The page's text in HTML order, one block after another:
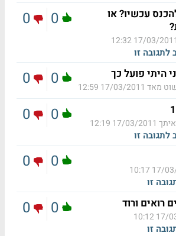
עכשיו? או
17/03/2011 12:32
לתגובה זו
0
0
היתי פועל כך
מאד 17/03/2011 12:59
0
0
17/03/2011 12:19
לתגובה זו
0
0
17/03/
זו
0
0
רואים ורוד
17/03/
זו
0
0